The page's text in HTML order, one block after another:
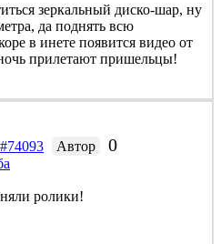
зеркальный диско-шар, ну
да поднять всю
в инете появится видео от
прилетают пришельцы!
#74093 Автор 0
ролики!